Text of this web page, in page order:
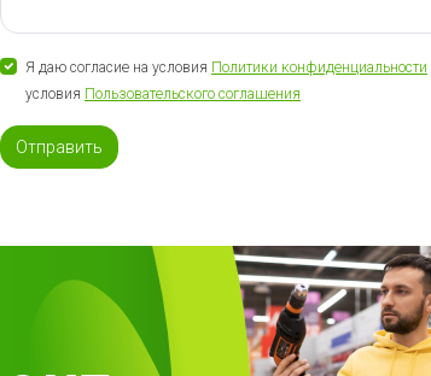
Я даю согласие на условия Политики конфиденциальности
условия Пользовательского соглашения
Отправить